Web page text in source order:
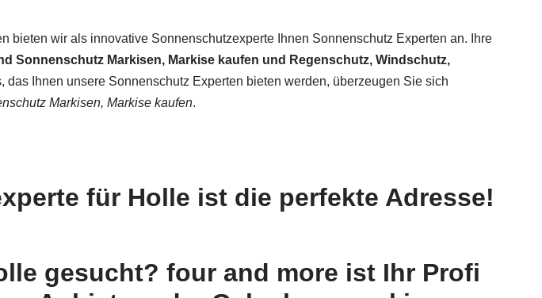
bieten wir als innovative Sonnenschutzexperte Ihnen Sonnenschutz Experten an. Ihre
Sonnenschutz Markisen, Markise kaufen und Regenschutz, Windschutz,
Ihnen unsere Sonnenschutz Experten bieten werden, überzeugen Sie sich
Markisen, Markise kaufen.
für Holle ist die perfekte Adresse!
gesucht? four and more ist Ihr Profi